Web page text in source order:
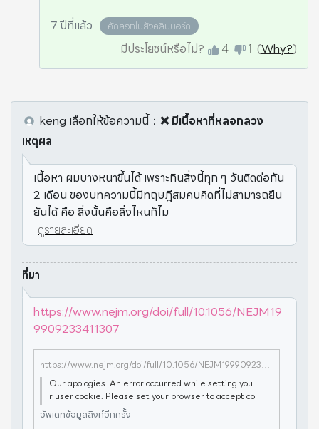
7 ปีที่แล้ว คัดลอกไปยังคลิปบอร์ด
มีประโยชน์หรือไม่? 4 1 (Why?)
keng เลือกให้ข้อความนี้： ❌ มีเนื้อหาที่หลอกลวง
เหตุผล
เนื้อหา ผมบางหนาขึ้นได้ เพราะกินสิ่งนี้ทุก ๆ วันติดต่อกัน
2 เดือน ของบทความนี้มีทฤษฎีสมคบคิดที่ไม่สามารถยืน
ยันได้ คือ สิ่งนั้นคือสิ่งไหนก็ไม
ดูรายละเอียด
ที่มา
https://www.nejm.org/doi/full/10.1056/NEJM19
9909233411307
https://www.nejm.org/doi/full/10.1056/NEJM199909233411307
Our apologies. An error occurred while setting you
r user cookie. Please set your browser to accept co
okies to continue. NEJM.org uses cookies to improv
e performance
อัพเดทข้อมูลลิงก์อีกครั้ง